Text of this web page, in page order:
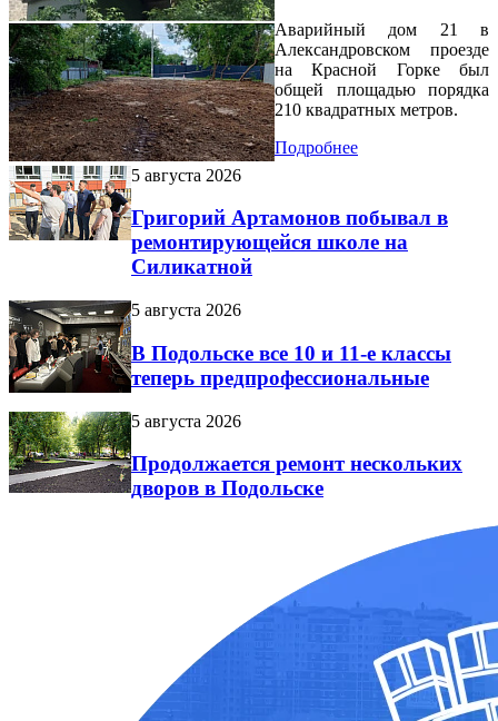
Аварийный дом 21 в
Александровском проезде
на Красной Горке был
общей площадью порядка
210 квадратных метров.
Подробнее
5 августа 2026
Григорий Артамонов побывал в
ремонтирующейся школе на
Силикатной
5 августа 2026
В Подольске все 10 и 11-е классы
теперь предпрофессиональные
5 августа 2026
Продолжается ремонт нескольких
дворов в Подольске